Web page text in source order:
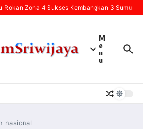
Rokan Zona 4 Sukses Kembangkan 3 Sumur
M
e
n
u
nasional